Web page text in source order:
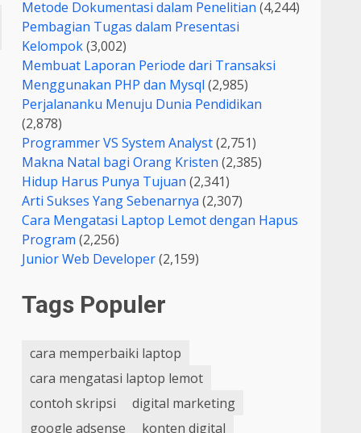
Metode Dokumentasi dalam Penelitian (4,244)
Pembagian Tugas dalam Presentasi
Kelompok(3,002)
Membuat Laporan Periode dari Transaksi
Menggunakan PHP dan Mysql (2,985)
Perjalananku Menuju Dunia Pendidikan
(2,878)
Programmer VS System Analyst(2,751)
Makna Natal bagi Orang Kristen (2,385)
Hidup Harus Punya Tujuan (2,341)
Arti Sukses Yang Sebenarnya (2,307)
Cara Mengatasi Laptop Lemot dengan Hapus
Program (2,256)
Junior Web Developer(2,159)
Tags Populer
cara memperbaiki laptop
cara mengatasi laptop lemot
contoh skripsi
digital marketing
google adsense
konten digital